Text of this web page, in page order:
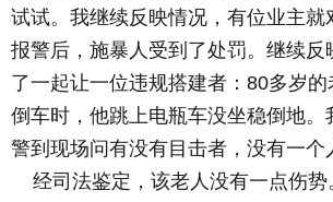
试试。我继续反映情况，有位业主就
报警后，施暴人受到了处罚。继续反
了一起让一位违规搭建者：80多岁
倒车时，他跳上电瓶车没坐稳倒地。
警到现场问有没有目击者，没有一个
经司法鉴定，该老人没有一点伤势